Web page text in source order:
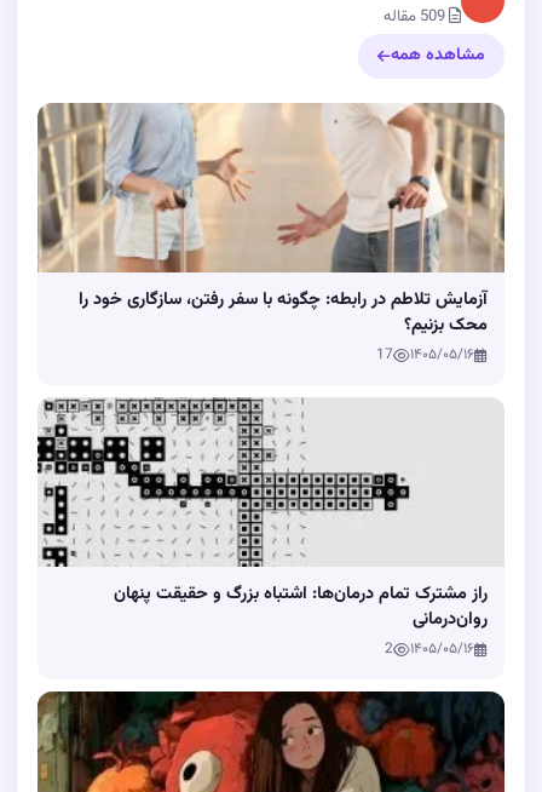
مشاهده همه
آزمایش تلاطم در رابطه: چگونه با سفر رفتن، سازگاری خود را
محک بزنیم؟
۱۴۰۵/۰۵/۱۶ 17
راز مشترک تمام درمان‌ها: اشتباه بزرگ و حقیقت پنهان
روان‌درمانی
۱۴۰۵/۰۵/۱۶ 2